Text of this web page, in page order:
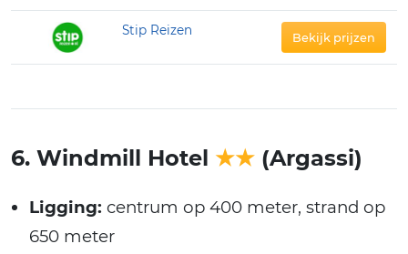
Stip Reizen Bekijk prijzen
6. Windmill Hotel ★★ (Argassi)
Ligging: centrum op 400 meter, strand op
650 meter